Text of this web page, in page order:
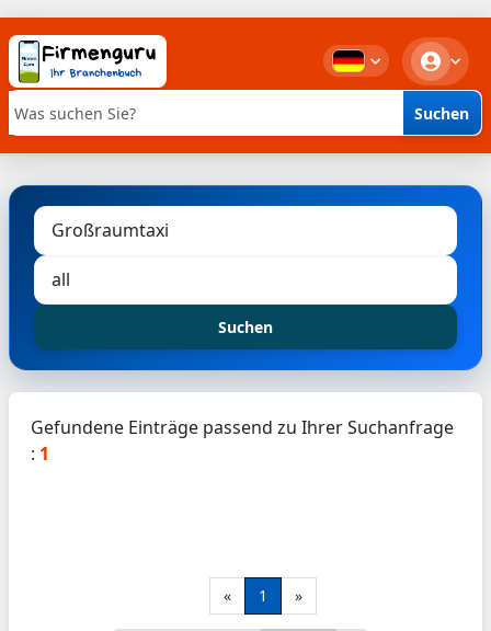
Stichwortsuche Suchen
Suchen
Gefundene Einträge passend zu Ihrer Suchanfrage
: 1
« 1 »